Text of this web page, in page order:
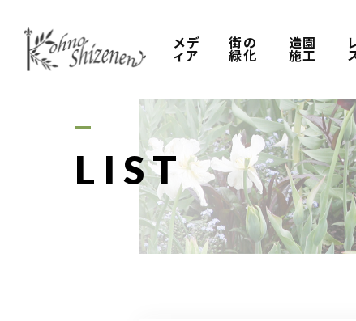
メデ
ィア
街の
緑化
造園
施工
LIST